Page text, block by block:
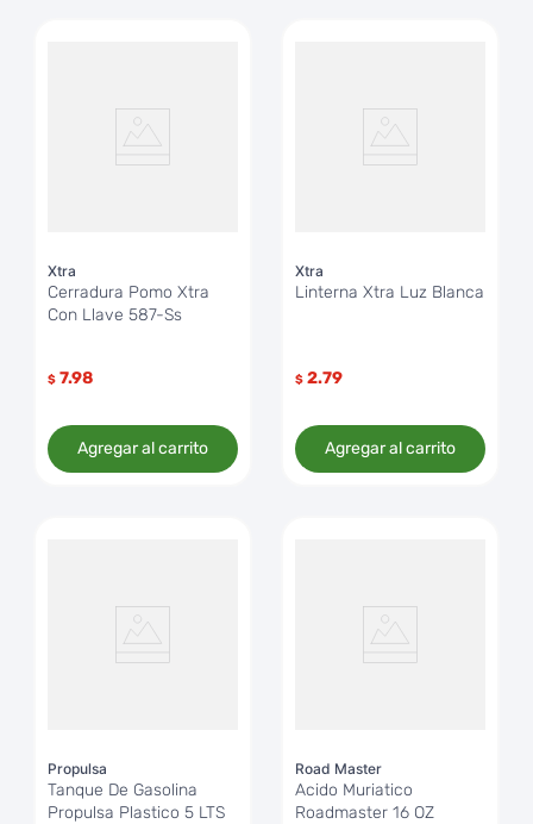
Xtra
Cerradura Pomo Xtra
Con Llave 587-Ss
$ 7.98
Agregar al carrito
Xtra
Linterna Xtra Luz Blanca
$ 2.79
Agregar al carrito
Propulsa
Tanque De Gasolina
Propulsa Plastico 5 LTS
Road Master
Acido Muriatico
Roadmaster 16 OZ